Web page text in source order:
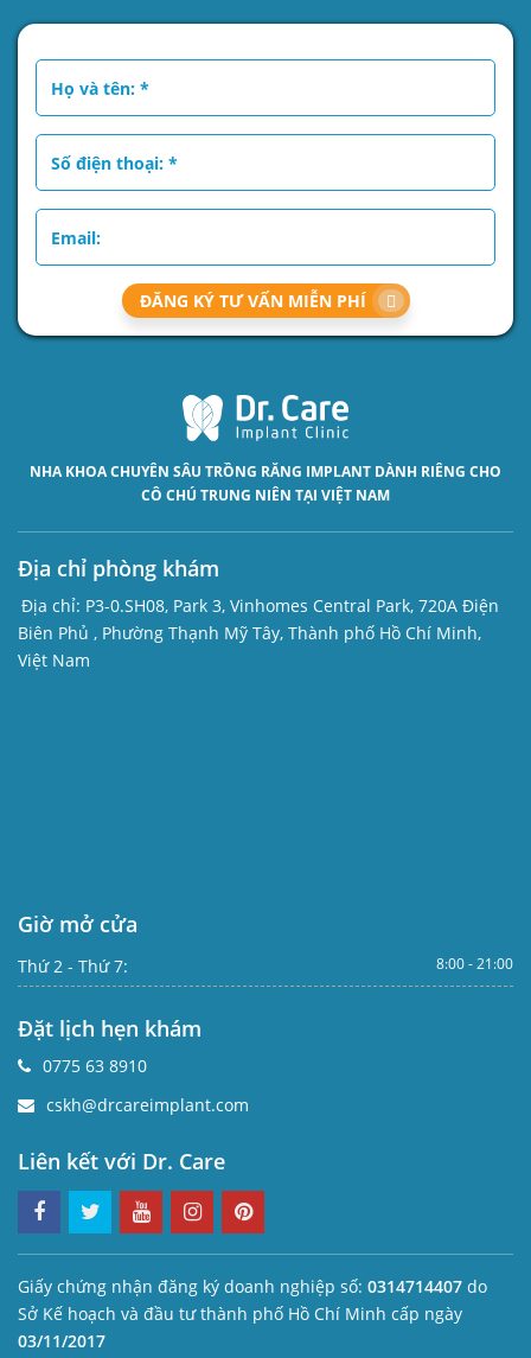
ĐĂNG KÝ TƯ VẤN MIỄN PHÍ
NHA KHOA CHUYÊN SÂU TRỒNG RĂNG IMPLANT DÀNH RIÊNG CHO
CÔ CHÚ TRUNG NIÊN TẠI VIỆT NAM
Địa chỉ phòng khám
Địa chỉ: P3-0.SH08, Park 3, Vinhomes Central Park, 720A Điện
Biên Phủ , Phường Thạnh Mỹ Tây, Thành phố Hồ Chí Minh,
Việt Nam
Giờ mở cửa
Thứ 2 - Thứ 7: 8:00 - 21:00
Đặt lịch hẹn khám
0775 63 8910
cskh@drcareimplant.com
Liên kết với Dr. Care
Giấy chứng nhận đăng ký doanh nghiệp số: 0314714407 do
Sở Kế hoạch và đầu tư thành phố Hồ Chí Minh cấp ngày
03/11/2017